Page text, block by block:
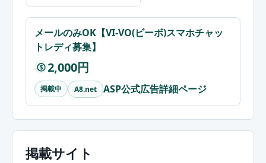
メールのみOK【VI-VO(ビーボ)スマホチャッ
トレディ募集】
$ 2,000円
掲載中 A8.net ASP公式広告詳細ページ
掲載サイト